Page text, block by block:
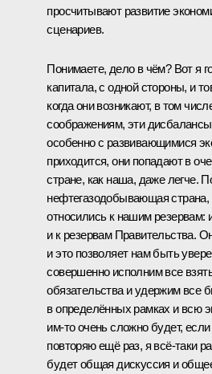
просчитывают развитие
сценариев.
Понимаете, дело в чём? Вот я
капитала, с одной стороны, и
когда они возникают, в том
соображениям, эти
особенно с развивающимися
приходится, они попадают в
стране, как наша, даже легче.
нефтегазодобывающая
относились к нашим резервам:
и к резервам Правительства.
и это позволяет нам быть
совершенно исполним все
обязательства и удержим все
в определённых рамках и всю
им‑то очень сложно будет,
повторяю ещё раз, я всё‑таки
будет общая дискуссия и